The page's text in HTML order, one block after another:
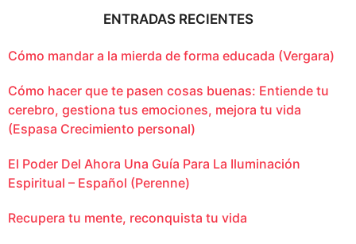
ENTRADAS RECIENTES
Cómo mandar a la mierda de forma educada (Vergara)
Cómo hacer que te pasen cosas buenas: Entiende tu
cerebro, gestiona tus emociones, mejora tu vida
(Espasa Crecimiento personal)
El Poder Del Ahora Una Guía Para La Iluminación
Espiritual – Español (Perenne)
Recupera tu mente, reconquista tu vida